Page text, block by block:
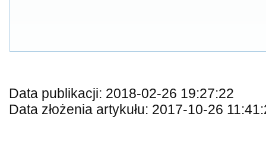
Data publikacji: 2018-02-26 19:27:22
Data złożenia artykułu: 2017-10-26